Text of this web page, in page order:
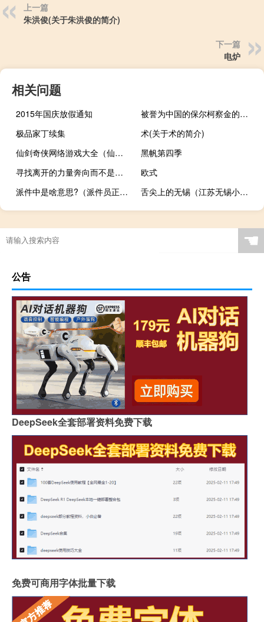
上一篇
朱洪俊(关于朱洪俊的简介)
下一篇
电炉
相关问题
2015年国庆放假通知
被誉为中国的保尔柯察金的人是谁（被誉为中国的保尔柯察金是谁）
极品家丁续集
术(关于术的简介)
仙剑奇侠网络游戏大全（仙剑奇侠网络游戏）
黑帆第四季
寻找离开的力量奔向而不是远离
欧式
派件中是啥意思?（派件员正在派件是什么意思）
舌尖上的无锡（江苏无锡小吃美食介绍）
☚
公告
DeepSeek全套部署资料免费下载
免费可商用字体批量下载